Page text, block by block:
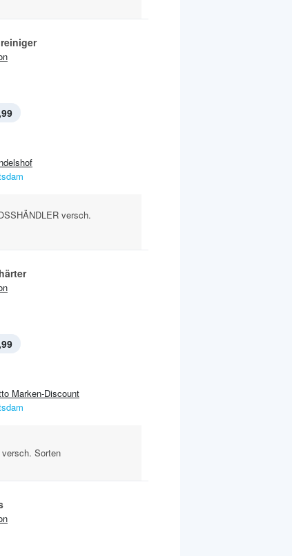
versch.
Marken-Discount
Sorten